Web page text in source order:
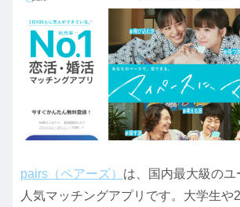
pairs（ペアーズ） は、国内最大級のユ
人気マッチングアプリです。大学生や